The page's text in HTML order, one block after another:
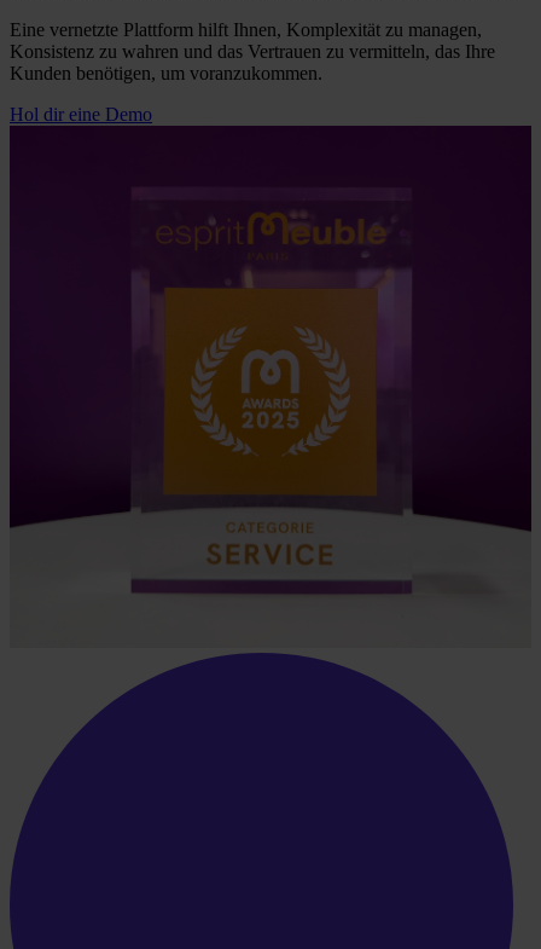
Eine vernetzte Plattform hilft Ihnen, Komplexität zu managen,
Konsistenz zu wahren und das Vertrauen zu vermitteln, das Ihre
Kunden benötigen, um voranzukommen.
Hol dir eine Demo